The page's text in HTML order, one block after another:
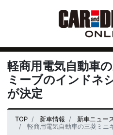
軽商用電気自動車
ミーブのインドネ
が決定
TOP 新車情報
新車ニュー
軽商用電気自動車の三菱ミニキャブ・ミ